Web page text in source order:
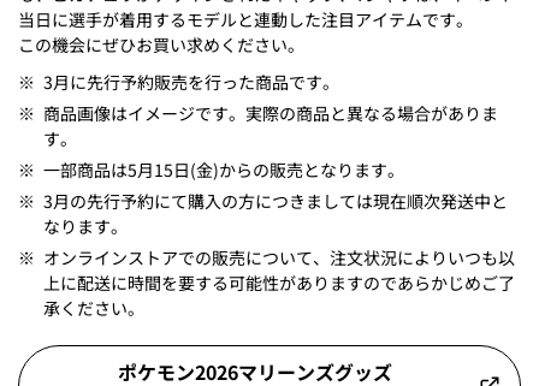
当日に選手が着用するモデルと連動した注目アイテムです。
この機会にぜひお買い求めください。
※ 3月に先行予約販売を行った商品です。
※ 商品画像はイメージです。実際の商品と異なる場合がありま
す。
※ 一部商品は5月15日(金)からの販売となります。
※ 3月の先行予約にて購入の方につきましては現在順次発送中と
なります。
※ オンラインストアでの販売について、注文状況によりいつも以
上に配送に時間を要する可能性がありますのであらかじめご了
承ください。
ポケモン2026マリーンズグッズ